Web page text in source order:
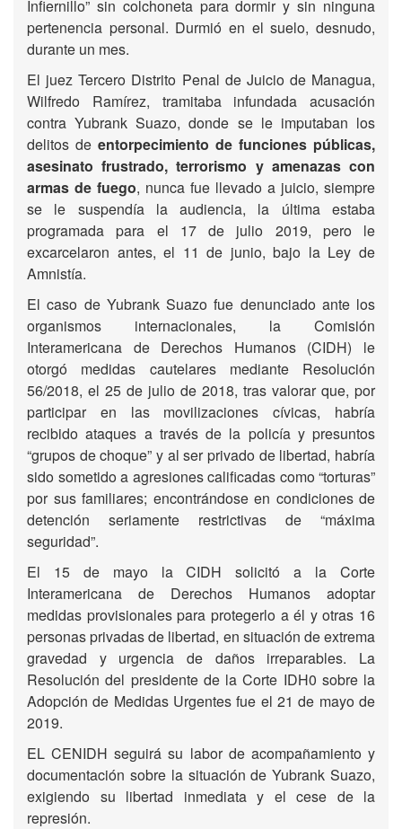
Infiernillo” sin colchoneta para dormir y sin ninguna
pertenencia personal. Durmió en el suelo, desnudo,
durante un mes.
El juez Tercero Distrito Penal de Juicio de Managua,
Wilfredo Ramírez, tramitaba infundada acusación
contra Yubrank Suazo, donde se le imputaban los
delitos de entorpecimiento de funciones públicas,
asesinato frustrado, terrorismo y amenazas con
armas de fuego, nunca fue llevado a juicio, siempre
se le suspendía la audiencia, la última estaba
programada para el 17 de julio 2019, pero le
excarcelaron antes, el 11 de junio, bajo la Ley de
Amnistía.
El caso de Yubrank Suazo fue denunciado ante los
organismos internacionales, la Comisión
Interamericana de Derechos Humanos (CIDH) le
otorgó medidas cautelares mediante Resolución
56/2018, el 25 de julio de 2018, tras valorar que, por
participar en las movilizaciones cívicas, habría
recibido ataques a través de la policía y presuntos
“grupos de choque” y al ser privado de libertad, habría
sido sometido a agresiones calificadas como “torturas”
por sus familiares; encontrándose en condiciones de
detención seriamente restrictivas de “máxima
seguridad”.
El 15 de mayo la CIDH solicitó a la Corte
Interamericana de Derechos Humanos adoptar
medidas provisionales para protegerlo a él y otras 16
personas privadas de libertad, en situación de extrema
gravedad y urgencia de daños irreparables. La
Resolución del presidente de la Corte IDH0 sobre la
Adopción de Medidas Urgentes fue el 21 de mayo de
2019.
EL CENIDH seguirá su labor de acompañamiento y
documentación sobre la situación de Yubrank Suazo,
exigiendo su libertad inmediata y el cese de la
represión.